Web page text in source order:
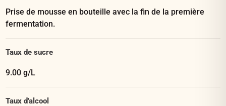
Prise de mousse en bouteille avec la fin de la première
fermentation.
Taux de sucre
9.00 g/L
Taux d'alcool